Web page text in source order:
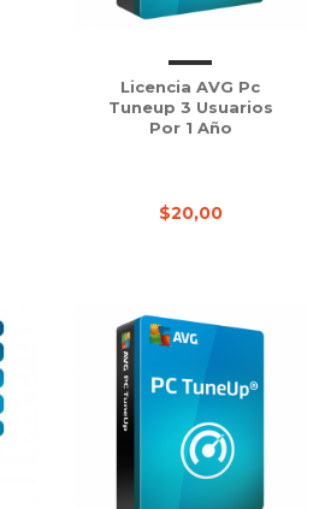
Licencia AVG Pc
Tuneup 3 Usuarios
Por 1 Año
$20,00